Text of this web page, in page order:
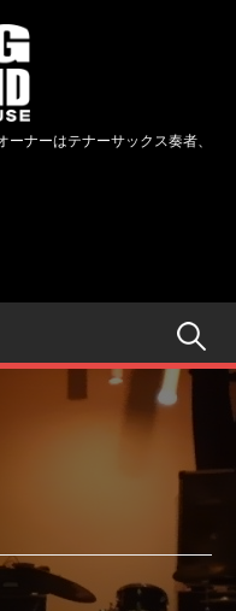
ナーはテナーサックス奏者、
検
索: